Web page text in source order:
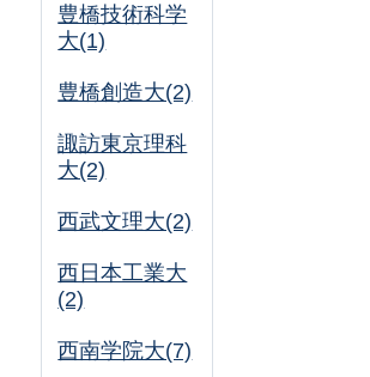
豊橋技術科学
大(1)
豊橋創造大(2)
諏訪東京理科
大(2)
西武文理大(2)
西日本工業大
(2)
西南学院大(7)